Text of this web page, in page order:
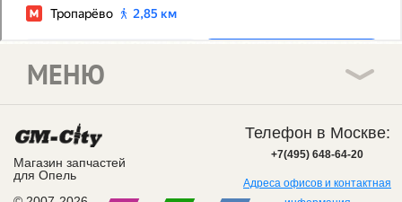
Магазин запчастей
для Опель
МЕНЮ
Телефон в Москве:
+7(495) 648-64-20
Адреса офисов и контактная